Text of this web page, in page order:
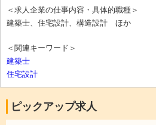
に関心のある方も、 ぜひご応募
＜求人企業の仕事内容・具体的職種＞
建築士、住宅設計、構造設計 ほか
＜関連キーワード＞
建築士
住宅設計
ピックアップ求人